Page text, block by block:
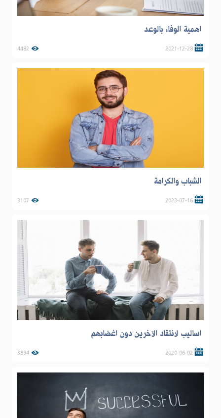
اهمية الوفاء بالوعد
2021-12-28
4482
الشباب والكرامة
2023-07-16
3107
اساليب لانتقاد الآخرين دون اغضابهم
2020-06-02
3894